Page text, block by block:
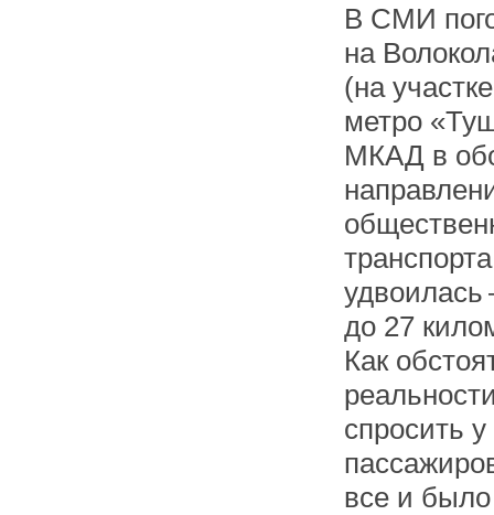
В СМИ
на
(на
метро
МКАД в
до 27
Как
спросить
все и